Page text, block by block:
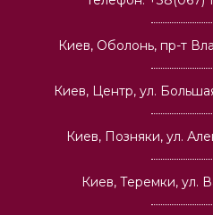
Киев, Оболонь, пр-т
Киев, Центр, ул.
Киев, Позняки, ул.
Киев, Теремки, ул.